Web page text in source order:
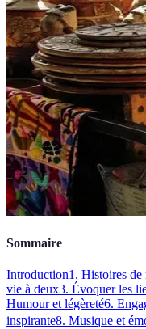
Sommaire
Introduction1. Histoires
vie à deux3. Évoquer les
Humour et légèreté6.
inspirante8. Musique et